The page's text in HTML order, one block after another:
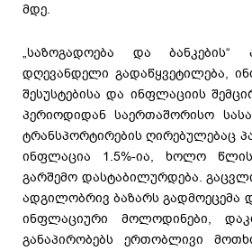
მდე.
„საზოგადოება და
დღევანდელი გადაწყვეტილება,
შესუსტებისა და ინფლაციის
პერიოდიდან საერთაშორისო
ტრანსპორტირების ღირებულებაც
ინფლაცია 1.5%-ია, ხოლო
გარშემო დასტაბილურდება.
ადგილობრივ ბაზარს გადმოეცემა
ინფლაციური მოლოდინები,
განაპირობებს ერთობლივი